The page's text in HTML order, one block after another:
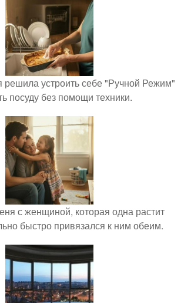
решила устроить себе "Ручной Режим"
посуду без помощи техники.
с женщиной, которая одна растит
быстро привязался к ним обеим.